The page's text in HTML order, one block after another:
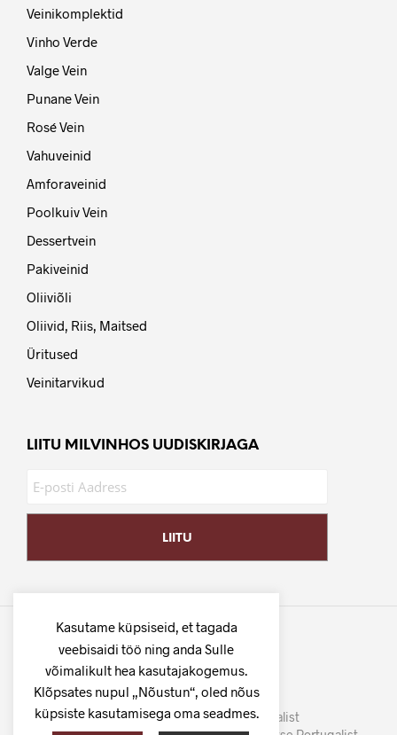
Veinikomplektid
Vinho Verde
Valge Vein
Punane Vein
Rosé Vein
Vahuveinid
Amforaveinid
Poolkuiv Vein
Dessertvein
Pakiveinid
Oliiviõli
Oliivid, Riis, Maitsed
Üritused
Veinitarvikud
LIITU MILVINHOS UUDISKIRJAGA
©MilVinhos- Tuhat veini Portugalist
Kasutame küpsiseid, et tagada
veebisaidi töö ning anda Sulle
võimalikult hea kasutajakogemus.
Klõpsates nupul „Nõustun“, oled nõus
küpsiste kasutamisega oma seadmes.